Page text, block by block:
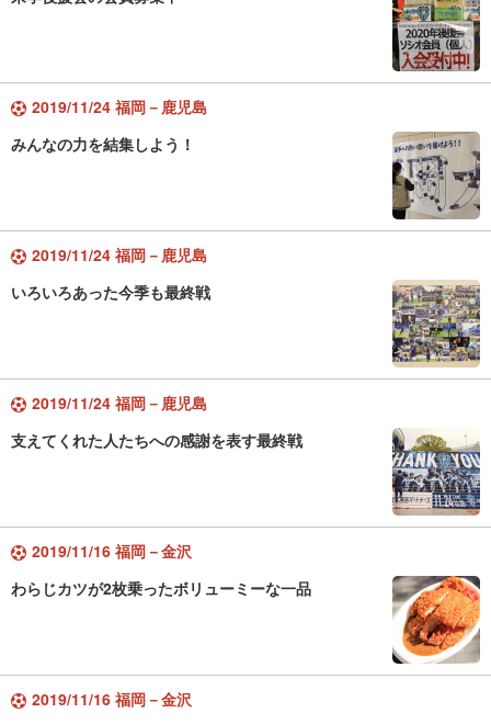
2019/11/24 福岡－鹿児島
みんなの力を結集しよう！
2019/11/24 福岡－鹿児島
いろいろあった今季も最終戦
2019/11/24 福岡－鹿児島
支えてくれた人たちへの感謝を表す最終戦
2019/11/16 福岡－金沢
わらじカツが2枚乗ったボリューミーな一品
2019/11/16 福岡－金沢